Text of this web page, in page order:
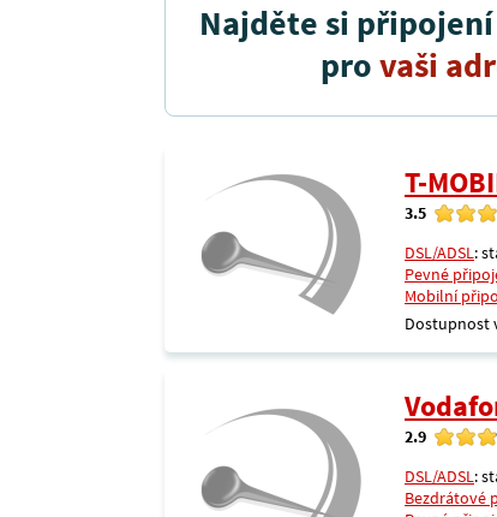
Najděte si
provaši
T-
3.5
DSL/ADSL:
Pevné
Mobilní
Dostupnost
2.9
DSL/ADSL:
Bezdrátové